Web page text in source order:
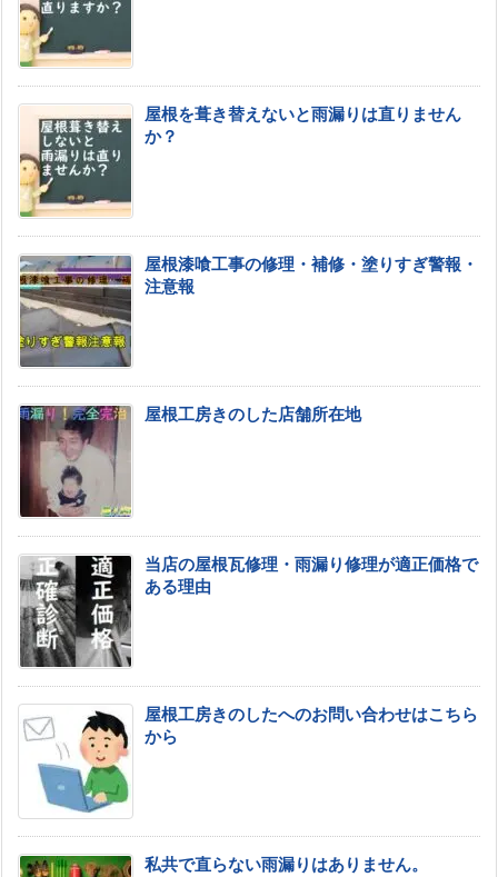
屋根を葺き替えないと雨漏りは直りません
か？
屋根漆喰工事の修理・補修・塗りすぎ警報・
注意報
屋根工房きのした店舗所在地
当店の屋根瓦修理・雨漏り修理が適正価格で
ある理由
屋根工房きのしたへのお問い合わせはこちら
から
私共で直らない雨漏りはありません。